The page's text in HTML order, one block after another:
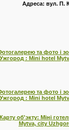
Адреса: вул. П.
та фото і
Ужгород : Mini hotel
та фото і
Ужгород : Mini hotel
Карту об'экту: Міні
Mytva, city